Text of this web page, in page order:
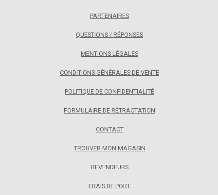
PARTENAIRES
QUESTIONS / RÉPONSES
MENTIONS LÉGALES
CONDITIONS GÉNÉRALES DE VENTE
POLITIQUE DE CONFIDENTIALITÉ
FORMULAIRE DE RÉTRACTATION
CONTACT
TROUVER MON MAGASIN
REVENDEURS
FRAIS DE PORT